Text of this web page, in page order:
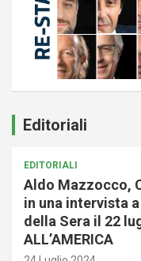
Editoriali
EDITORIALI
Aldo Mazzocco,
in una intervista
della Sera il 22
ALL’AMERICA